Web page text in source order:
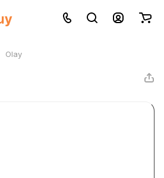
Olay